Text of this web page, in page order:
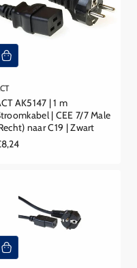
AK5147 | 1 m
| CEE 7/7 Male
naar C19 | Zwart